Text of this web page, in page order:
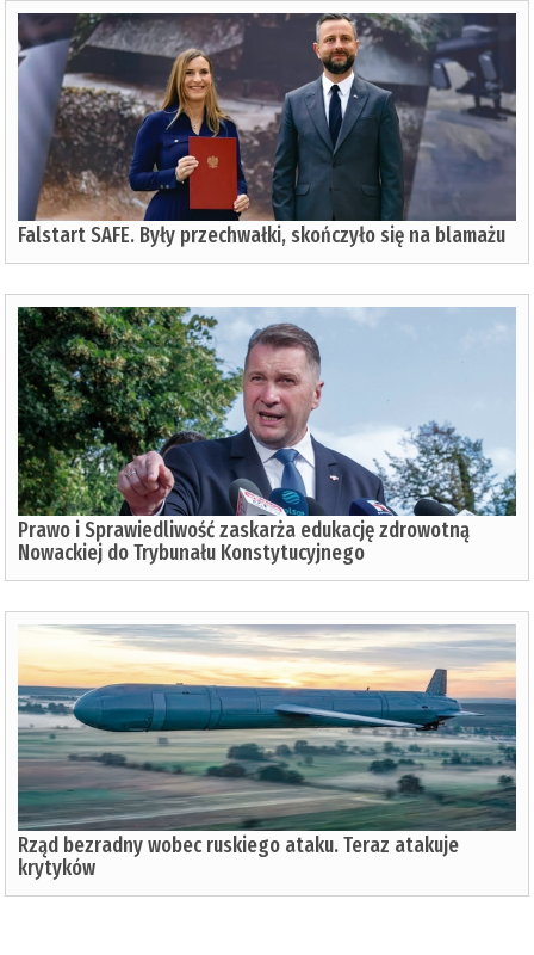
Falstart SAFE. Były przechwałki, skończyło się na blamażu
Prawo i Sprawiedliwość zaskarża edukację zdrowotną
Nowackiej do Trybunału Konstytucyjnego
Rząd bezradny wobec ruskiego ataku. Teraz atakuje
krytyków